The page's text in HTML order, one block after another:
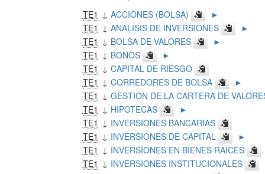
TE1 ↓ ACCIONES (BOLSA)
►
TE1 ↓ ANALISIS DE INVERSIONES
►
TE1 ↓ BOLSA DE VALORES
►
TE1 ↓ BONOS
►
TE1 ↓ CAPITAL DE RIESGO
TE1 ↓ CORREDORES DE BOLSA
►
TE1 ↓ GESTION DE LA CARTERA DE
TE1 ↓ HIPOTECAS
►
TE1 ↓ INVERSIONES BANCARIAS
TE1 ↓ INVERSIONES DE CAPITAL
►
TE1 ↓ INVERSIONES EN BIENES RAICES
TE1 ↓ INVERSIONES INSTITUCIONALES